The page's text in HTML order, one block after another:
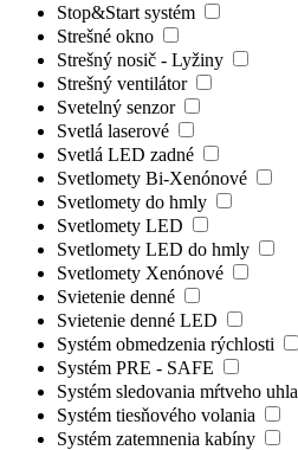
Stop&Start systém
Strešné okno
Strešný nosič - Lyžiny
Strešný ventilátor
Svetelný senzor
Svetlá laserové
Svetlá LED zadné
Svetlomety Bi-Xenónové
Svetlomety do hmly
Svetlomety LED
Svetlomety LED do hmly
Svetlomety Xenónové
Svietenie denné
Svietenie denné LED
Systém obmedzenia rýchlosti
Systém PRE - SAFE
Systém sledovania mŕtveho uhla
Systém tiesňového volania
Systém zatemnenia kabíny